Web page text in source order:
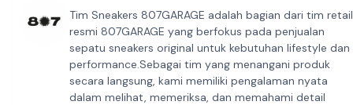
Tim Sneakers 807GARAGE adalah bagian dari tim retail
resmi 807GARAGE yang berfokus pada penjualan
sepatu sneakers original untuk kebutuhan lifestyle dan
performance.Sebagai tim yang menangani produk
secara langsung, kami memiliki pengalaman nyata
dalam melihat, memeriksa, dan memahami detail